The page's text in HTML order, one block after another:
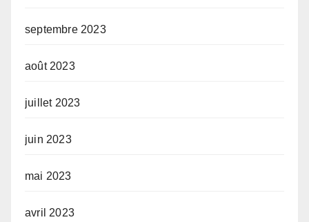
septembre 2023
août 2023
juillet 2023
juin 2023
mai 2023
avril 2023